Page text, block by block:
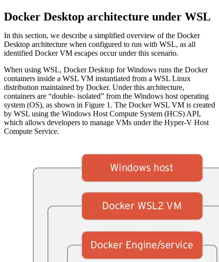
Docker Desktop architecture under WSL
In this section, we describe a simplified overview of the Docker
Desktop architecture when configured to run with WSL, as all
identified Docker VM escapes occur under this scenario.
When using WSL, Docker Desktop for Windows runs the Docker
containers inside a WSL VM instantiated from a WSL Linux
distribution maintained by Docker. Under this architecture,
containers are “double- isolated” from the Windows host operating
system (OS), as shown in Figure 1. The Docker WSL VM is created
by WSL using the Windows Host Compute System (HCS) API,
which allows developers to manage VMs under the Hyper-V Host
Compute Service.